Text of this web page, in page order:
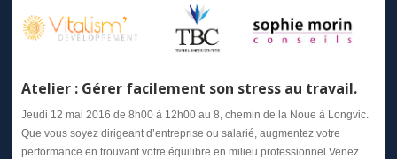
Atelier : Gérer facilement son stress au travail.
Jeudi 12 mai 2016 de 8h00 à 12h00 au 8, chemin de la Noue à Longvic.
Que vous soyez dirigeant d’entreprise ou salarié, augmentez votre
performance en trouvant votre équilibre en milieu professionnel.Venez